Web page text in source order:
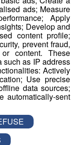
conseil local
du
les parents ne
allouée à la
sport, les habits
que fédération,
revaloriser
familles ne se
ads; Measure
Apply
Develop and
content profile;
prevent fraud,
content. These
such as IP address
Actively
Use precise
data sources;
automatically-sent